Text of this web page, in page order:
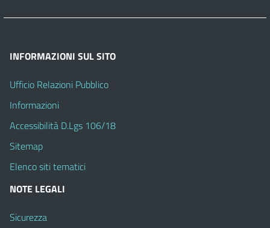
INFORMAZIONI SUL SITO
Ufficio Relazioni Pubblico
Informazioni
Accessibilità D.Lgs 106/18
Sitemap
Elenco siti tematici
NOTE LEGALI
Sicurezza